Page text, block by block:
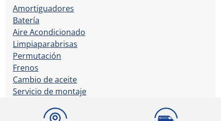
Amortiguadores
Batería
Aire Acondicionado
Limpiaparabrisas
Permutación
Frenos
Cambio de aceite
Servicio de montaje